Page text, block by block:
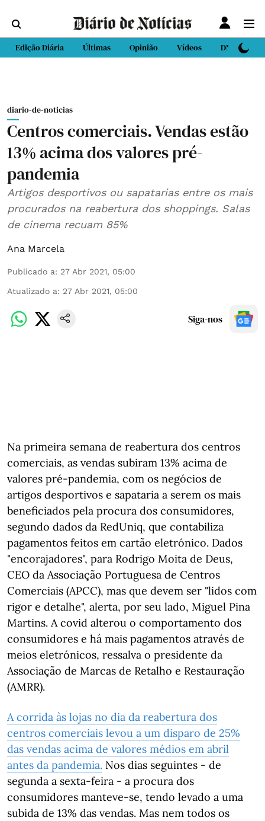
Edição Diária Últimas Opinião Vídeos DN Sport
diario-de-noticias
Centros comerciais. Vendas estão
13% acima dos valores pré-
pandemia
Artigos desportivos ou sapatarias entre os mais
procurados na reabertura dos shoppings. Salas
de cinema recuam 85%
Ana Marcela
Publicado a: 27 Abr 2021, 05:00
Atualizado a: 27 Abr 2021, 05:00
Siga-nos
Na primeira semana de reabertura dos centros
comerciais, as vendas subiram 13% acima de
valores pré-pandemia, com os negócios de
artigos desportivos e sapataria a serem os mais
beneficiados pela procura dos consumidores,
segundo dados da RedUniq, que contabiliza
pagamentos feitos em cartão eletrónico. Dados
"encorajadores", para Rodrigo Moita de Deus,
CEO da Associação Portuguesa de Centros
Comerciais (APCC), mas que devem ser "lidos com
rigor e detalhe", alerta, por seu lado, Miguel Pina
Martins. A covid alterou o comportamento dos
consumidores e há mais pagamentos através de
meios eletrónicos, ressalva o presidente da
Associação de Marcas de Retalho e Restauração
(AMRR).
A corrida às lojas no dia da reabertura dos
centros comerciais levou a um disparo de 25%
das vendas acima de valores médios em abril
antes da pandemia. Nos dias seguintes - de
segunda a sexta-feira - a procura dos
consumidores manteve-se, tendo levado a uma
subida de 13% das vendas. Mas nem todos os